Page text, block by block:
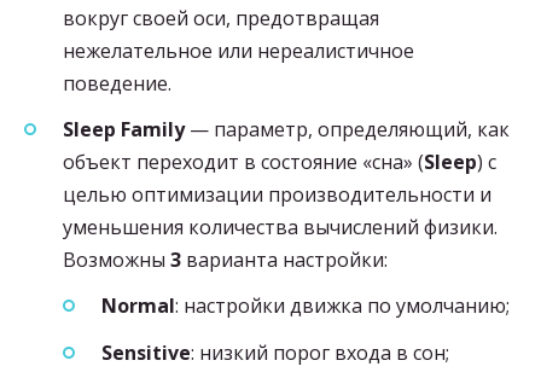
вокруг своей оси, предотвращая
нежелательное или нереалистичное
поведение.
Sleep Family— параметр, определяющий, как
объект переходит в состояние «сна» (Sleep) с
целью оптимизации производительности и
уменьшения количества вычислений физики.
Возможны 3 варианта настройки:
Normal: настройки движка по умолчанию;
Sensitive: низкий порог входа в сон;